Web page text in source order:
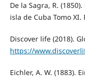
De la Sagra, R.
isla de Cuba Tomo
Discover life (2018).
https://
Eichler, A. W. (1883).